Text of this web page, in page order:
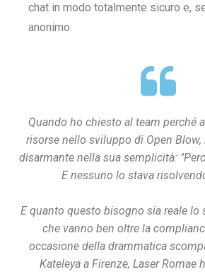
chat in modo totalmente sicuro e,
anonimo.
Quando ho chiesto al team perché
risorse nello sviluppo di Open
disarmante nella sua semplicità:
E nessuno lo stava
E quanto questo bisogno sia reale lo
che vanno ben oltre la
occasione della drammatica
Kateleya a Firenze, Laser Romae